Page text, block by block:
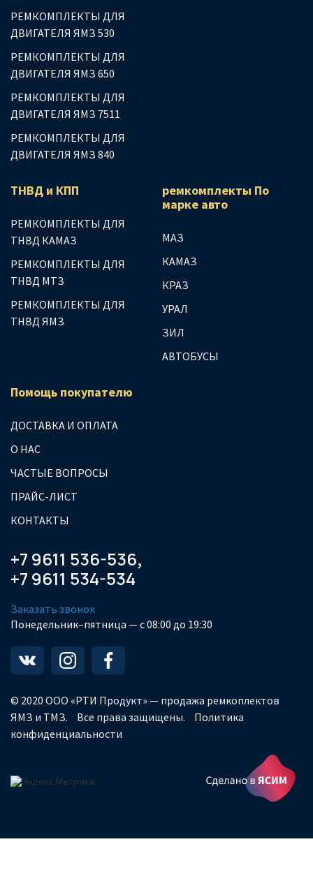
РЕМКОМПЛЕКТЫ ДЛЯ
ДВИГАТЕЛЯ ЯМЗ 530
РЕМКОМПЛЕКТЫ ДЛЯ
ДВИГАТЕЛЯ ЯМЗ 650
РЕМКОМПЛЕКТЫ ДЛЯ
ДВИГАТЕЛЯ ЯМЗ 7511
РЕМКОМПЛЕКТЫ ДЛЯ
ДВИГАТЕЛЯ ЯМЗ 840
ТНВД и КПП
РЕМКОМПЛЕКТЫ ДЛЯ
ТНВД КАМАЗ
РЕМКОМПЛЕКТЫ ДЛЯ
ТНВД МТЗ
РЕМКОМПЛЕКТЫ ДЛЯ
ТНВД ЯМЗ
ремкомплекты По
марке авто
МАЗ
КАМАЗ
КРАЗ
УРАЛ
ЗИЛ
АВТОБУСЫ
Помощь покупателю
ДОСТАВКА И ОПЛАТА
О НАС
ЧАСТЫЕ ВОПРОСЫ
ПРАЙС-ЛИСТ
КОНТАКТЫ
+7 9611 536-536,
+7 9611 534-534
Заказать звонок
Понедельник–пятница — с 08:00 до 19:30
© 2020 ООО «РТИ Продукт» — продажа ремкоплектов
ЯМЗ и ТМЗ.
Все права защищены.
Политика
конфиденциальности